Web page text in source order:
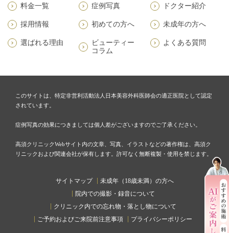
料金一覧 症例写真 ドクター紹介
採用情報 初めての方へ 未成年の方へ
選ばれる理由
ビューティー
コラム
よくある質問
このサイトは、特定非営利活動法人日本美容外科医師会の適正医院として認定
されています。
症例写真の効果につきましては個人差がございますのでご了承ください。
高須クリニックWebサイト内の文章、写真、イラストなどの著作権は、高須ク
リニックおよび関連会社が保有します。許可なく無断複製・使用を禁じます。
サイトマップ
未成年（18歳未満）の方へ
院内での撮影・録音について
クリニック内での忘れ物・落とし物について
ご予約およびご来院前注意事項
プライバシーポリシー